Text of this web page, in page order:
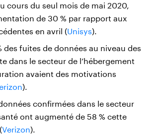
cours du seul mois de mai 2020,
de 30 % par rapport aux
en avril (Unisys).
des fuites de données au niveau des
dans le secteur de l’hébergement
avaient des motivations
).
confirmées dans le secteur
ont augmenté de 58 % cette
Verizon).